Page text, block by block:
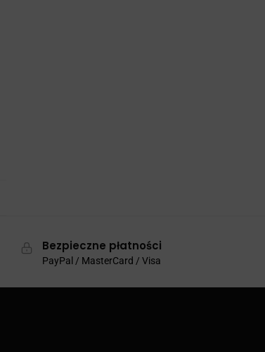
Bezpieczne płatności
PayPal / MasterCard / Visa